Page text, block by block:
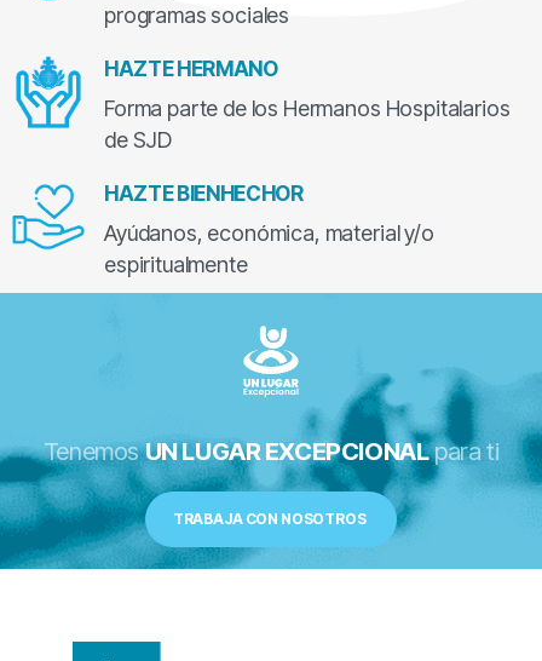
programas sociales
HAZTE HERMANO
Forma parte de los Hermanos Hospitalarios
de SJD
HAZTE BIENHECHOR
Ayúdanos, económica, material y/o
espiritualmente
TenemosUN LUGAR EXCEPCIONALpara ti
TRABAJA CON NOSOTROS